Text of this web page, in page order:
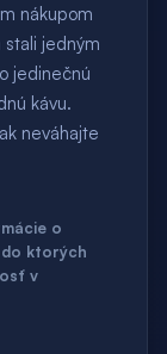
nákupom
stali jedným
jedinečnú
kávu.
neváhajte
o
ktorých
v